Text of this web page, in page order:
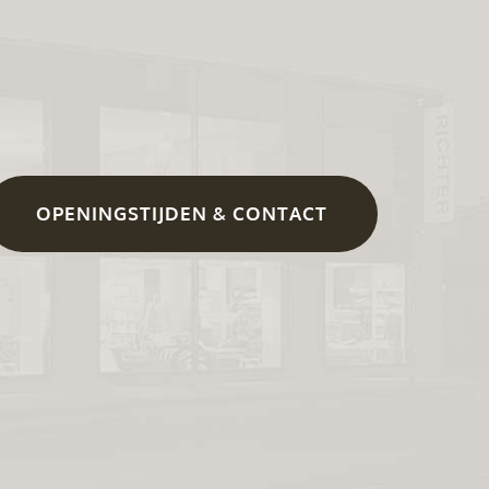
OPENINGSTIJDEN & CONTACT